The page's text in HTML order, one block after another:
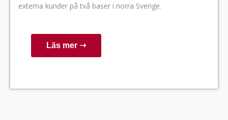
externa kunder på två baser i norra Sverige.
Läs mer ➝